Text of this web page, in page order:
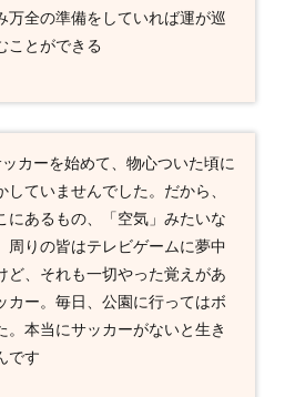
万全の準備をしていれば運が巡
ことができる
カーを始めて、物心ついた頃に
ていませんでした。だから、
にあるもの、「空気」みたいな
周りの皆はテレビゲームに夢中
ど、それも一切やった覚えがあ
カー。毎日、公園に行ってはボ
。本当にサッカーがないと生き
です